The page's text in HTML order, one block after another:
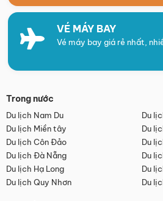
VÉ MÁY BAY
Vé máy bay giá rẻ nhất,
Trong nước
Du lịch Nam Du
Du
Du lịch Miền tây
Du
Du lịch Côn Đảo
Du
Du lịch Đà Nẵng
Du
Du lịch Hạ Long
Du
Du lịch Quy Nhơn
Du